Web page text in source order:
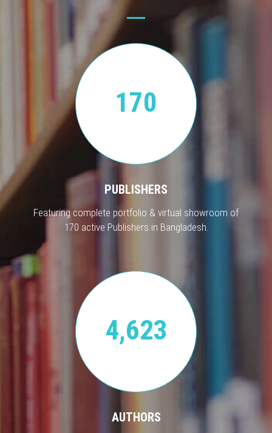
170
PUBLISHERS
Featuring complete portfolio & virtual showroom of
170 active Publishers in Bangladesh.
4,623
AUTHORS